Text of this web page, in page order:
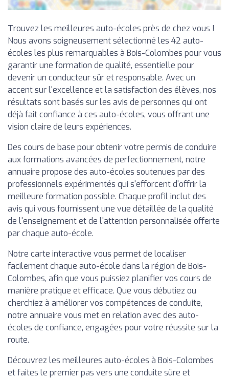
Trouvez les meilleures auto-écoles près de chez vous !
Nous avons soigneusement sélectionné les 42 auto-
écoles les plus remarquables à Bois-Colombes pour vous
garantir une formation de qualité, essentielle pour
devenir un conducteur sûr et responsable. Avec un
accent sur l'excellence et la satisfaction des élèves, nos
résultats sont basés sur les avis de personnes qui ont
déjà fait confiance à ces auto-écoles, vous offrant une
vision claire de leurs expériences.
Des cours de base pour obtenir votre permis de conduire
aux formations avancées de perfectionnement, notre
annuaire propose des auto-écoles soutenues par des
professionnels expérimentés qui s'efforcent d'offrir la
meilleure formation possible. Chaque profil inclut des
avis qui vous fournissent une vue détaillée de la qualité
de l'enseignement et de l'attention personnalisée offerte
par chaque auto-école.
Notre carte interactive vous permet de localiser
facilement chaque auto-école dans la région de Bois-
Colombes, afin que vous puissiez planifier vos cours de
manière pratique et efficace. Que vous débutiez ou
cherchiez à améliorer vos compétences de conduite,
notre annuaire vous met en relation avec des auto-
écoles de confiance, engagées pour votre réussite sur la
route.
Découvrez les meilleures auto-écoles à Bois-Colombes
et faites le premier pas vers une conduite sûre et